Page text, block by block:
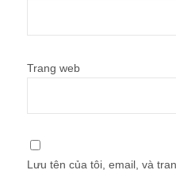
Trang web
Lưu tên của tôi, email, và